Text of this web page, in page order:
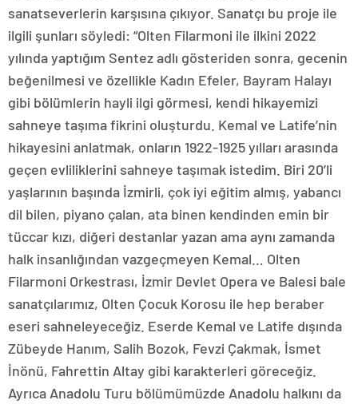
sanatseverlerin karşısına çıkıyor. Sanatçı bu proje ile
ilgili şunları söyledi: “Olten Filarmoni ile ilkini 2022
yılında yaptığım Sentez adlı gösteriden sonra, gecenin
beğenilmesi ve özellikle Kadın Efeler, Bayram Halayı
gibi bölümlerin hayli ilgi görmesi, kendi hikayemizi
sahneye taşıma fikrini oluşturdu. Kemal ve Latife’nin
hikayesini anlatmak, onların 1922-1925 yılları arasında
geçen evliliklerini sahneye taşımak istedim. Biri 20’li
yaşlarının başında İzmirli, çok iyi eğitim almış, yabancı
dil bilen, piyano çalan, ata binen kendinden emin bir
tüccar kızı, diğeri destanlar yazan ama aynı zamanda
halk insanlığından vazgeçmeyen Kemal… Olten
Filarmoni Orkestrası, İzmir Devlet Opera ve Balesi bale
sanatçılarımız, Olten Çocuk Korosu ile hep beraber
eseri sahneleyeceğiz. Eserde Kemal ve Latife dışında
Zübeyde Hanım, Salih Bozok, Fevzi Çakmak, İsmet
İnönü, Fahrettin Altay gibi karakterleri göreceğiz.
Ayrıca Anadolu Turu bölümümüzde Anadolu halkını da